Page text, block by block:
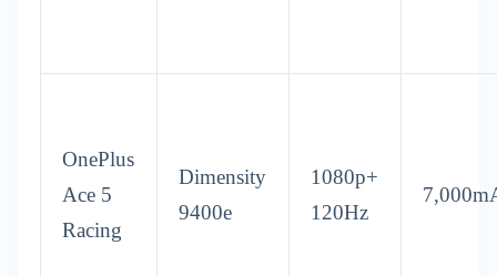
OnePlus
Ace 5
Racing
Dimensity
9400e
1080p+
120Hz